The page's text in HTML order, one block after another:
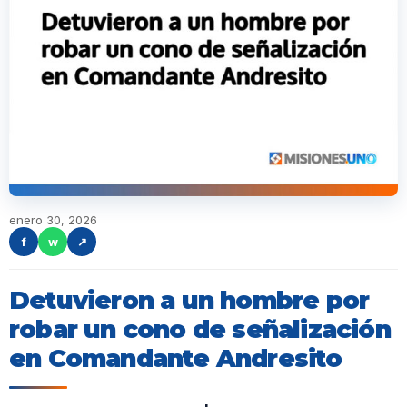
enero 30, 2026
f
w ↗
Detuvieron a un hombre por
robar un cono de señalización
en Comandante Andresito